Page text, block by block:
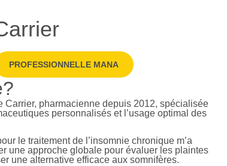
PROFESSIONNELLE MANA
Carrier, pharmacienne depuis 2012, spécialisée
personnalisés et l’usage optimal des
le traitement de l’insomnie chronique m’a
une approche globale pour évaluer les plaintes
une alternative efficace aux somnifères.